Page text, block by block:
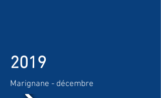
2019
Marignane - décembre